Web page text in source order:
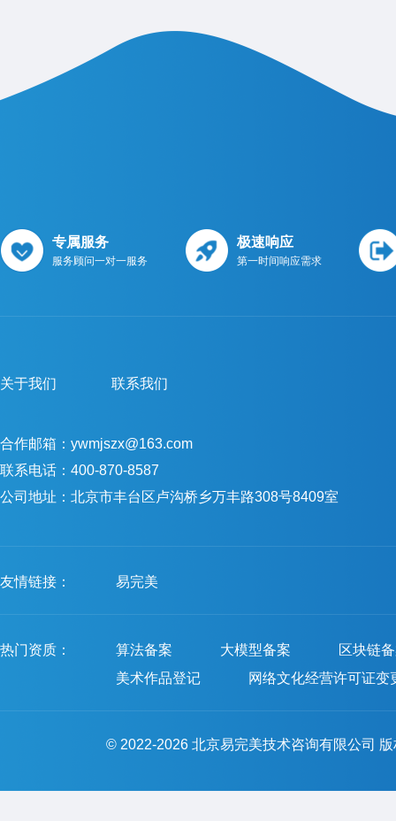
专属服务
服务顾问一对一服务
极速响应
第一时间响应需求
关于我们 联系我们
合作邮箱：ywmjszx@163.com
联系电话：400-870-8587
公司地址：北京市丰台区卢沟桥乡万丰路308号8409室
友情链接： 易完美
热门资质： 算法备案 大模型备案
区块链
美术作品登记
网络文化经营许可证变
© 2022-2026 北京易完美技术咨询有限公司 版